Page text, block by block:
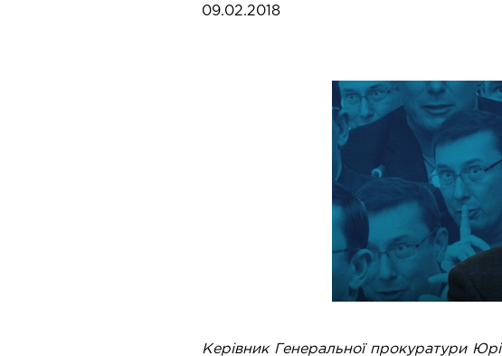
09.02.2018
Керівник Генеральної прокуратури